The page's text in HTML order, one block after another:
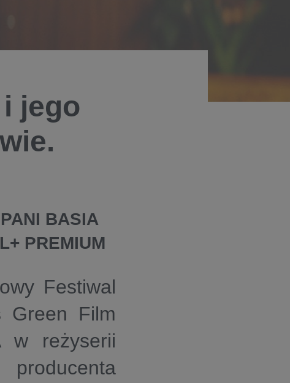
jego
BASIA
PREMIUM
Festiwal
Green Film
w reżyserii
producenta